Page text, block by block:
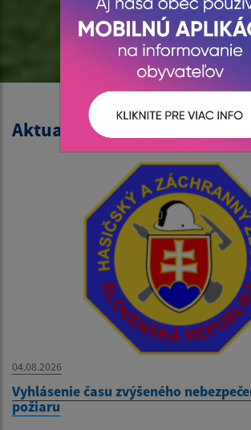
Aktuality
04.08.2026
Vyhlásenie času zvýšeného
požiaru